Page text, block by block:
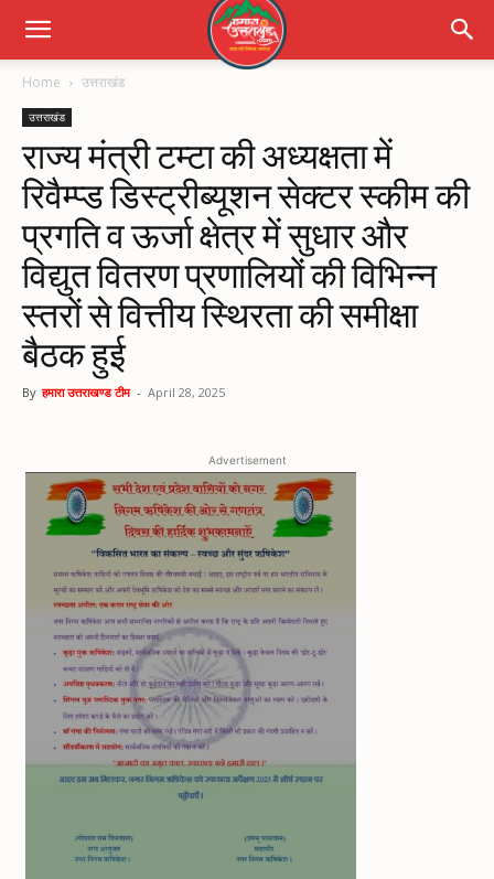
Home उत्तराखंड
उत्तराखंड
राज्य मंत्री टम्टा की अध्यक्षता में
रिवैम्प्ड डिस्ट्रीब्यूशन सेक्टर स्कीम की
प्रगति व ऊर्जा क्षेत्र में सुधार और
विद्युत वितरण प्रणालियों की विभिन्न
स्तरों से वित्तीय स्थिरता की समीक्षा
बैठक हुई
By हमारा उत्तराखण्ड टीम - April 28, 2025
Advertisement